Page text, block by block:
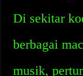
Di sekitar
berbagai
musik,